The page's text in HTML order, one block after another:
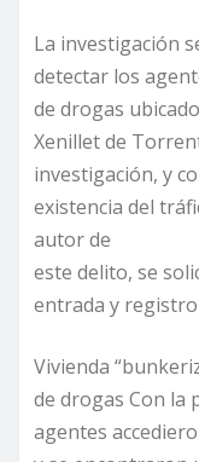
La investigación
detectar los
de drogas
Xenillet de
investigación, y
existencia del
autor de
este delito, se
entrada y
Vivienda
de drogas Con la
agentes